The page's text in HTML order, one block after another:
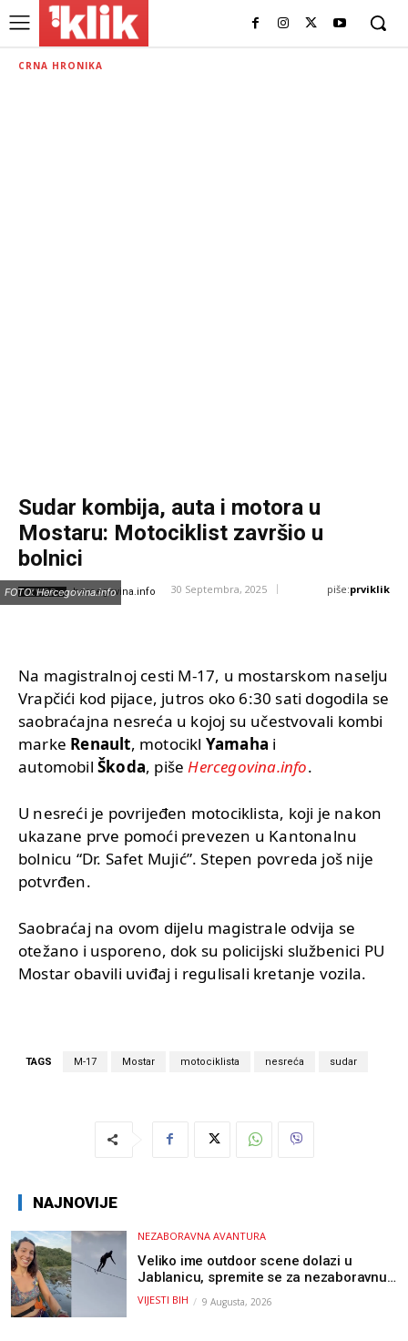
CRNA HRONIKA
Sudar kombija, auta i motora u
Mostaru: Motociklist završio u
bolnici
IZVOR: hercegovina.info 30 Septembra, 2025 piše:prviklik
FOTO: Hercegovina.info
Na magistralnoj cesti M-17, u mostarskom naselju
Vrapčići kod pijace, jutros oko 6:30 sati dogodila se
saobraćajna nesreća u kojoj su učestvovali kombi
marke Renault, motocikl Yamaha i
automobil Škoda, piše Hercegovina.info.
U nesreći je povrijeđen motociklista, koji je nakon
ukazane prve pomoći prevezen u Kantonalnu
bolnicu “Dr. Safet Mujić”. Stepen povreda još nije
potvrđen.
Saobraćaj na ovom dijelu magistrale odvija se
otežano i usporeno, dok su policijski službenici PU
Mostar obavili uviđaj i regulisali kretanje vozila.
TAGS M-17 Mostar motociklista nesreća sudar
NAJNOVIJE
NEZABORAVNA AVANTURA
Veliko ime outdoor scene dolazi u
Jablanicu, spremite se za nezaboravnu
avanturu (VIDEO) !
VIJESTI BIH 9 Augusta, 2026